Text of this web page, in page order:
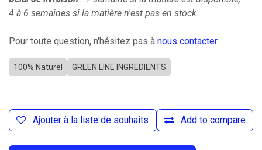
4 à 6 semaines si la matière n'est pas en stock.
Pour toute question, n'hésitez pas à nous contacter.
100% Naturel GREEN LINE INGREDIENTS
Add to compare
Ajouter à la liste de souhaits